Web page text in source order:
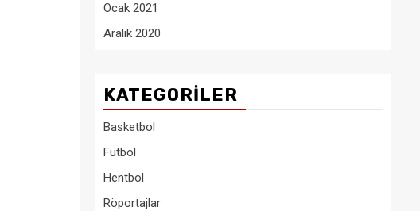
Ocak 2021
Aralık 2020
KATEGORILER
Basketbol
Futbol
Hentbol
Röportajlar